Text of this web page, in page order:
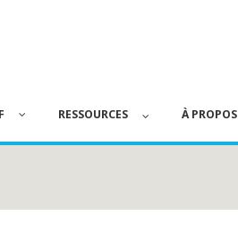
RESSOURCES À PROPOS